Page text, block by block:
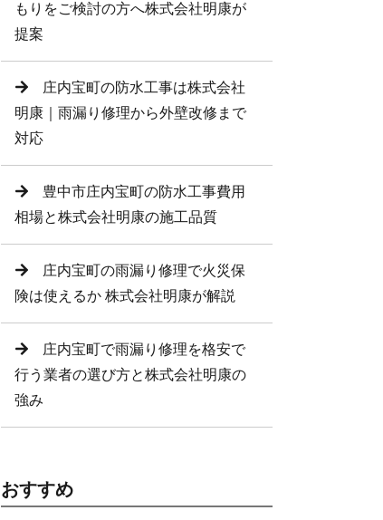
もりをご検討の方へ株式会社明康が
提案
庄内宝町の防水工事は株式会社
明康｜雨漏り修理から外壁改修まで
対応
豊中市庄内宝町の防水工事費用
相場と株式会社明康の施工品質
庄内宝町の雨漏り修理で火災保
険は使えるか 株式会社明康が解説
庄内宝町で雨漏り修理を格安で
行う業者の選び方と株式会社明康の
強み
おすすめ